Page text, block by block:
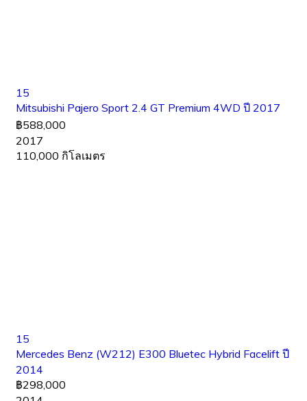
15
Mitsubishi Pajero Sport 2.4 GT Premium 4WD ปี 2017
฿588,000
2017
110,000 กิโลเมตร
15
Mercedes Benz (W212) E300 Bluetec Hybrid Facelift ปี
2014
฿298,000